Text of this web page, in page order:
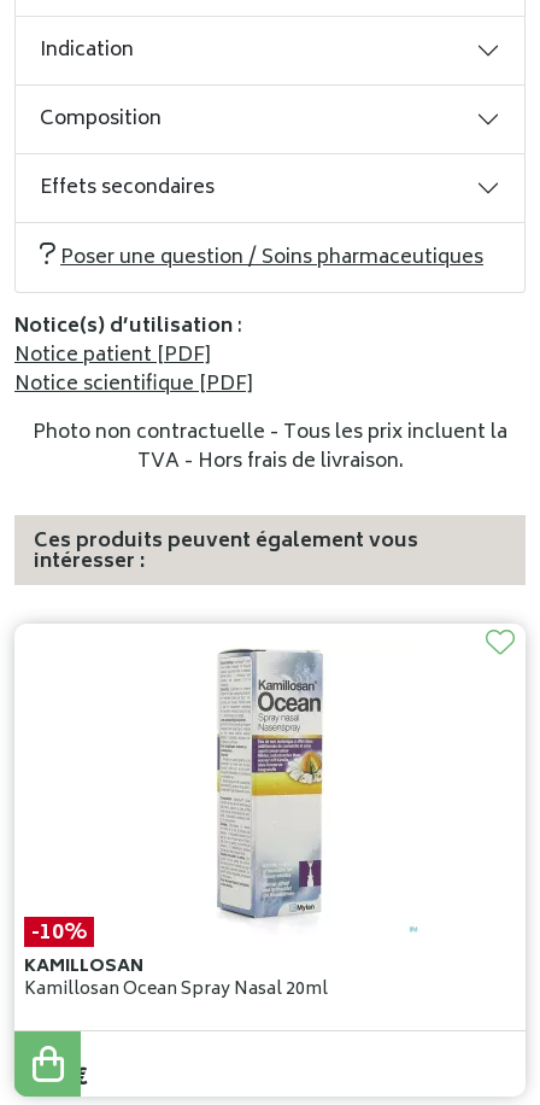
Indication
Composition
Effets secondaires
Poser une question / Soins pharmaceutiques
Notice(s) d’utilisation:
Notice patient [PDF]
Notice scientifique [PDF]
Photo non contractuelle - Tous les prix incluent la
TVA - Hors frais de livraison.
Ces produits peuvent également vous
intéresser :
-10%
KAMILLOSAN
Kamillosan Ocean Spray Nasal 20ml
9,90€
8,91 €